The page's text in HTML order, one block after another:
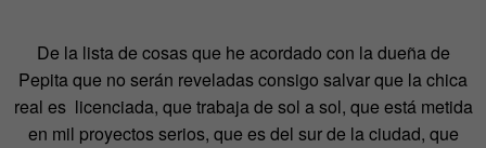
De la lista de cosas que he acordado con la dueña de
Pepita que no serán reveladas consigo salvar que la chica
real es licenciada, que trabaja de sol a sol, que está metida
en mil proyectos serios, que es del sur de la ciudad, que